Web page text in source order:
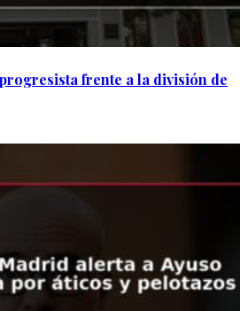
frente a la división de